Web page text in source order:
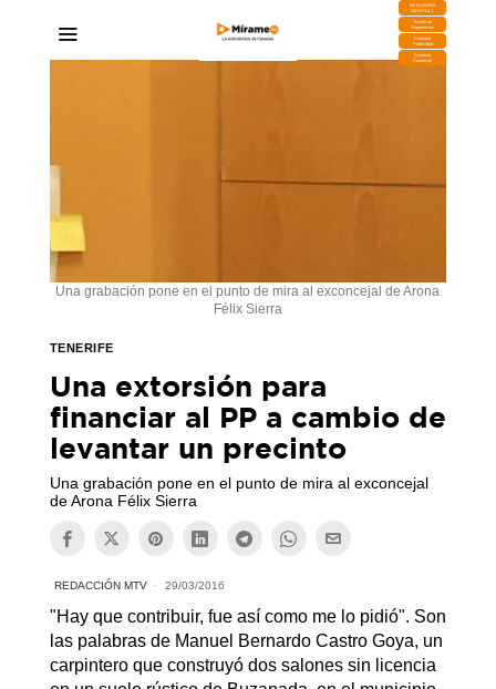
DESCARGA
MIRAPLAY
Buzón de
Sugerencias
Contratar
Publicidad
Contacto
Comercial
Una grabación pone en el punto de mira al exconcejal de Arona
Félix Sierra
TENERIFE
Una extorsión para
financiar al PP a cambio de
levantar un precinto
Una grabación pone en el punto de mira al exconcejal
de Arona Félix Sierra
REDACCIÓN MTV 29/03/2016
"Hay que contribuir, fue así como me lo pidió". Son
las palabras de Manuel Bernardo Castro Goya, un
carpintero que construyó dos salones sin licencia